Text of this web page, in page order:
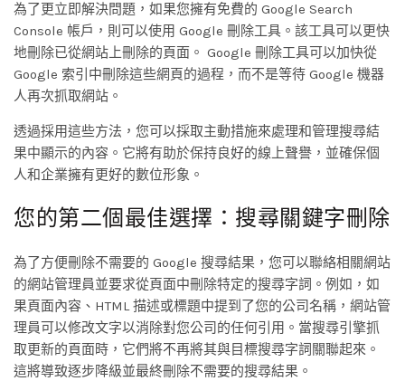
為了更立即解決問題，如果您擁有免費的 Google Search
Console 帳戶，則可以使用 Google 刪除工具。該工具可以更快
地刪除已從網站上刪除的頁面。 Google 刪除工具可以加快從
Google 索引中刪除這些網頁的過程，而不是等待 Google 機器
人再次抓取網站。
透過採用這些方法，您可以採取主動措施來處理和管理搜尋結
果中顯示的內容。它將有助於保持良好的線上聲譽，並確保個
人和企業擁有更好的數位形象。
您的第二個最佳選擇：搜尋關鍵字刪除
為了方便刪除不需要的 Google 搜尋結果，您可以聯絡相關網站
的網站管理員並要求從頁面中刪除特定的搜尋字詞。例如，如
果頁面內容、HTML 描述或標題中提到了您的公司名稱，網站管
理員可以修改文字以消除對您公司的任何引用。當搜尋引擎抓
取更新的頁面時，它們將不再將其與目標搜尋字詞關聯起來。
這將導致逐步降級並最終刪除不需要的搜尋結果。